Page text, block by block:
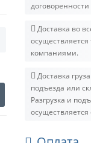
Доставка во
компаниями.
Доставка
подъезда или
Разгрузка и